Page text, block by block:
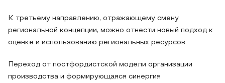
К третьему направлению, отражающему смену
региональной концепции, можно отнести новый подход к
оценке и использованию региональных ресурсов.
Переход от постфордистской модели организации
производства и формирующаяся синергия